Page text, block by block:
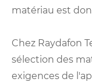
matériau est
Chez Raydafon
sélection des
exigences de